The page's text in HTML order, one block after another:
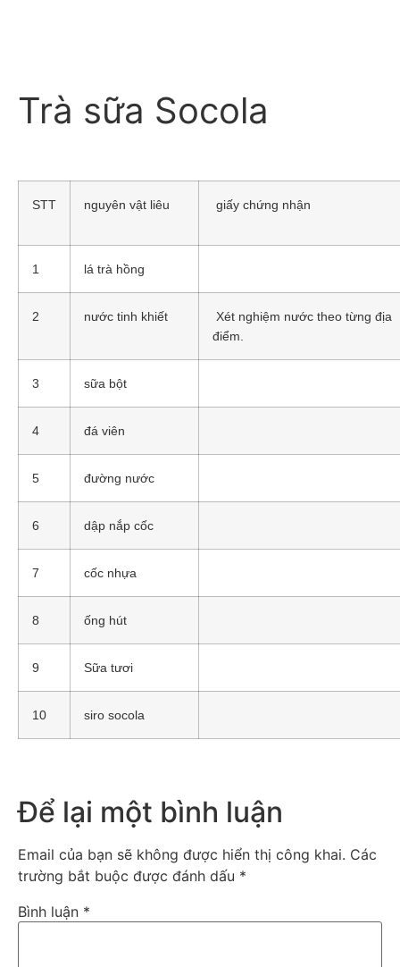
Trà sữa Socola
STT nguyên vật liêu giấy chứng nhận
1 lá trà hồng
2 nước tinh khiết
Xét nghiệm nước theo từng địa
điểm.
3 sữa bột
4 đá viên
5 đường nước
6 dập nắp cốc
7 cốc nhựa
8 ống hút
9 Sữa tươi
10 siro socola
Để lại một bình luận
Email của bạn sẽ không được hiển thị công khai. Các
trường bắt buộc được đánh dấu *
Bình luận *